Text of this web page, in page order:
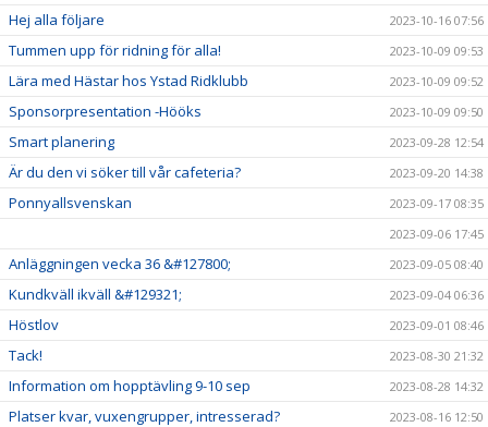
Hej alla följare 2023-10-16 07:56
Tummen upp för ridning för alla! 2023-10-09 09:53
Lära med Hästar hos Ystad Ridklubb 2023-10-09 09:52
Sponsorpresentation -Hööks 2023-10-09 09:50
Smart planering 2023-09-28 12:54
Är du den vi söker till vår cafeteria? 2023-09-20 14:38
Ponnyallsvenskan
2023-09-17 08:35
2023-09-06 17:45
Anläggningen vecka 36 &#127800; 2023-09-05 08:40
Kundkväll ikväll &#129321; 2023-09-04 06:36
Höstlov 2023-09-01 08:46
Tack! 2023-08-30 21:32
Information om hopptävling 9-10 sep 2023-08-28 14:32
Platser kvar, vuxengrupper, intresserad? 2023-08-16 12:50